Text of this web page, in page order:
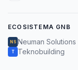
ECOSISTEMA GNB
NS Neuman Solutions
T Teknobuilding